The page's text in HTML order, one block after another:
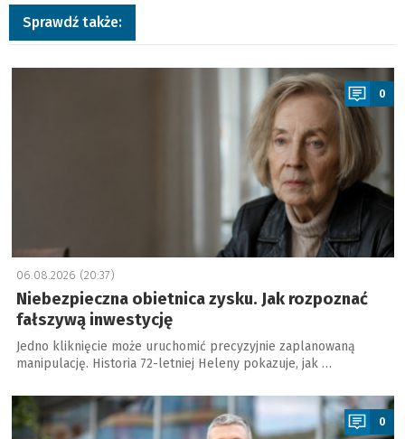
Sprawdź także:
a
0
06.08.2026 (20:37)
Niebezpieczna obietnica zysku. Jak rozpoznać
fałszywą inwestycję
Jedno kliknięcie może uruchomić precyzyjnie zaplanowaną
manipulację. Historia 72-letniej Heleny pokazuje, jak …
a
0